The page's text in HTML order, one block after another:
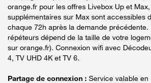
orange.fr pour les offres Livebox Up et
supplémentaires sur Max sont accessibles
chaque 72h après la demande précédente.
répéteurs dépend de la taille de votre
sur orange.fr). Connexion wifi avec
4, TV UHD 4K et TV 6.
Partage de connexion : Service valable en